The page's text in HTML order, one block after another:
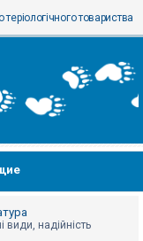
товариства
види, надійність